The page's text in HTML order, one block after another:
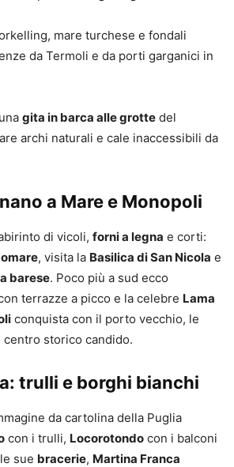
mare turchese e fondali
da Termoli e da porti garganici in
gita in barca alle grotte del
archi naturali e cale inaccessibili da
a Mare e Monopoli
di vicoli, forni a legna e corti:
, visita la Basilica di San Nicola e
barese. Poco più a sud ecco
terrazze a picco e la celebre Lama
conquista con il porto vecchio, le
storico candido.
trulli e borghi bianchi
da cartolina della Puglia
con i trulli, Locorotondo con i balconi
sue bracerie, Martina Franca